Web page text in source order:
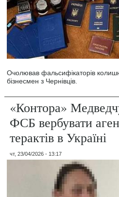
Очолював фальсифікаторів
бізнесмен з Чернівців.
«Контора»
ФСБ вербувати
терактів в Україні
чт, 23/04/2026 - 13:17